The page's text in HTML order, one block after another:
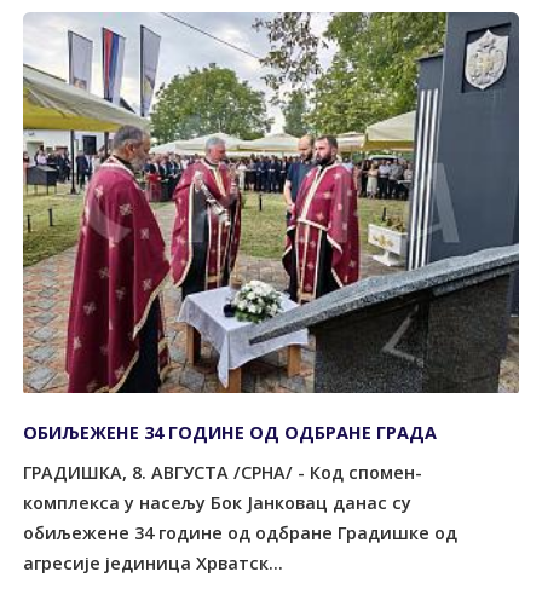
ОБИЉЕЖЕНЕ 34 ГОДИНЕ ОД ОДБРАНЕ ГРАДА
ГРАДИШКА, 8. АВГУСТА /СРНА/ - Код спомен-
комплекса у насељу Бок Јанковац данас су
обиљежене 34 године од одбране Градишке од
агресије јединица Хрватск...